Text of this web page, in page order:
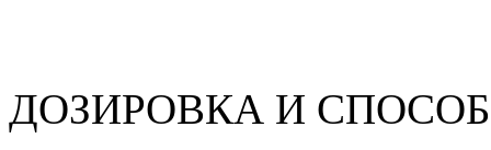
ДОЗИРОВКА И